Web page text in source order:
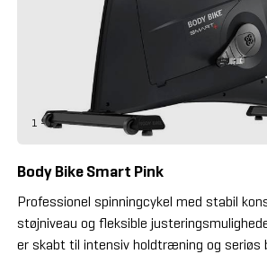
1 - 1
Body Bike Smart Pink
Professionel spinningcykel med stabil
støjniveau og fleksible
er skabt til intensiv holdtræning og seriøs